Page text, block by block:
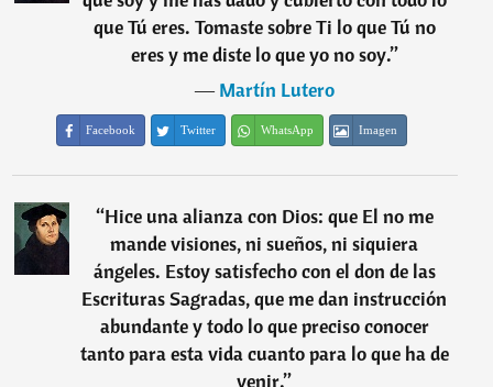
que Tú eres. Tomaste sobre Ti lo que Tú no
eres y me diste lo que yo no soy.”
―Martín Lutero
Facebook Twitter WhatsApp Imagen
“Hice una alianza con Dios: que El no me
mande visiones, ni sueños, ni siquiera
ángeles. Estoy satisfecho con el don de las
Escrituras Sagradas, que me dan instrucción
abundante y todo lo que preciso conocer
tanto para esta vida cuanto para lo que ha de
venir.”